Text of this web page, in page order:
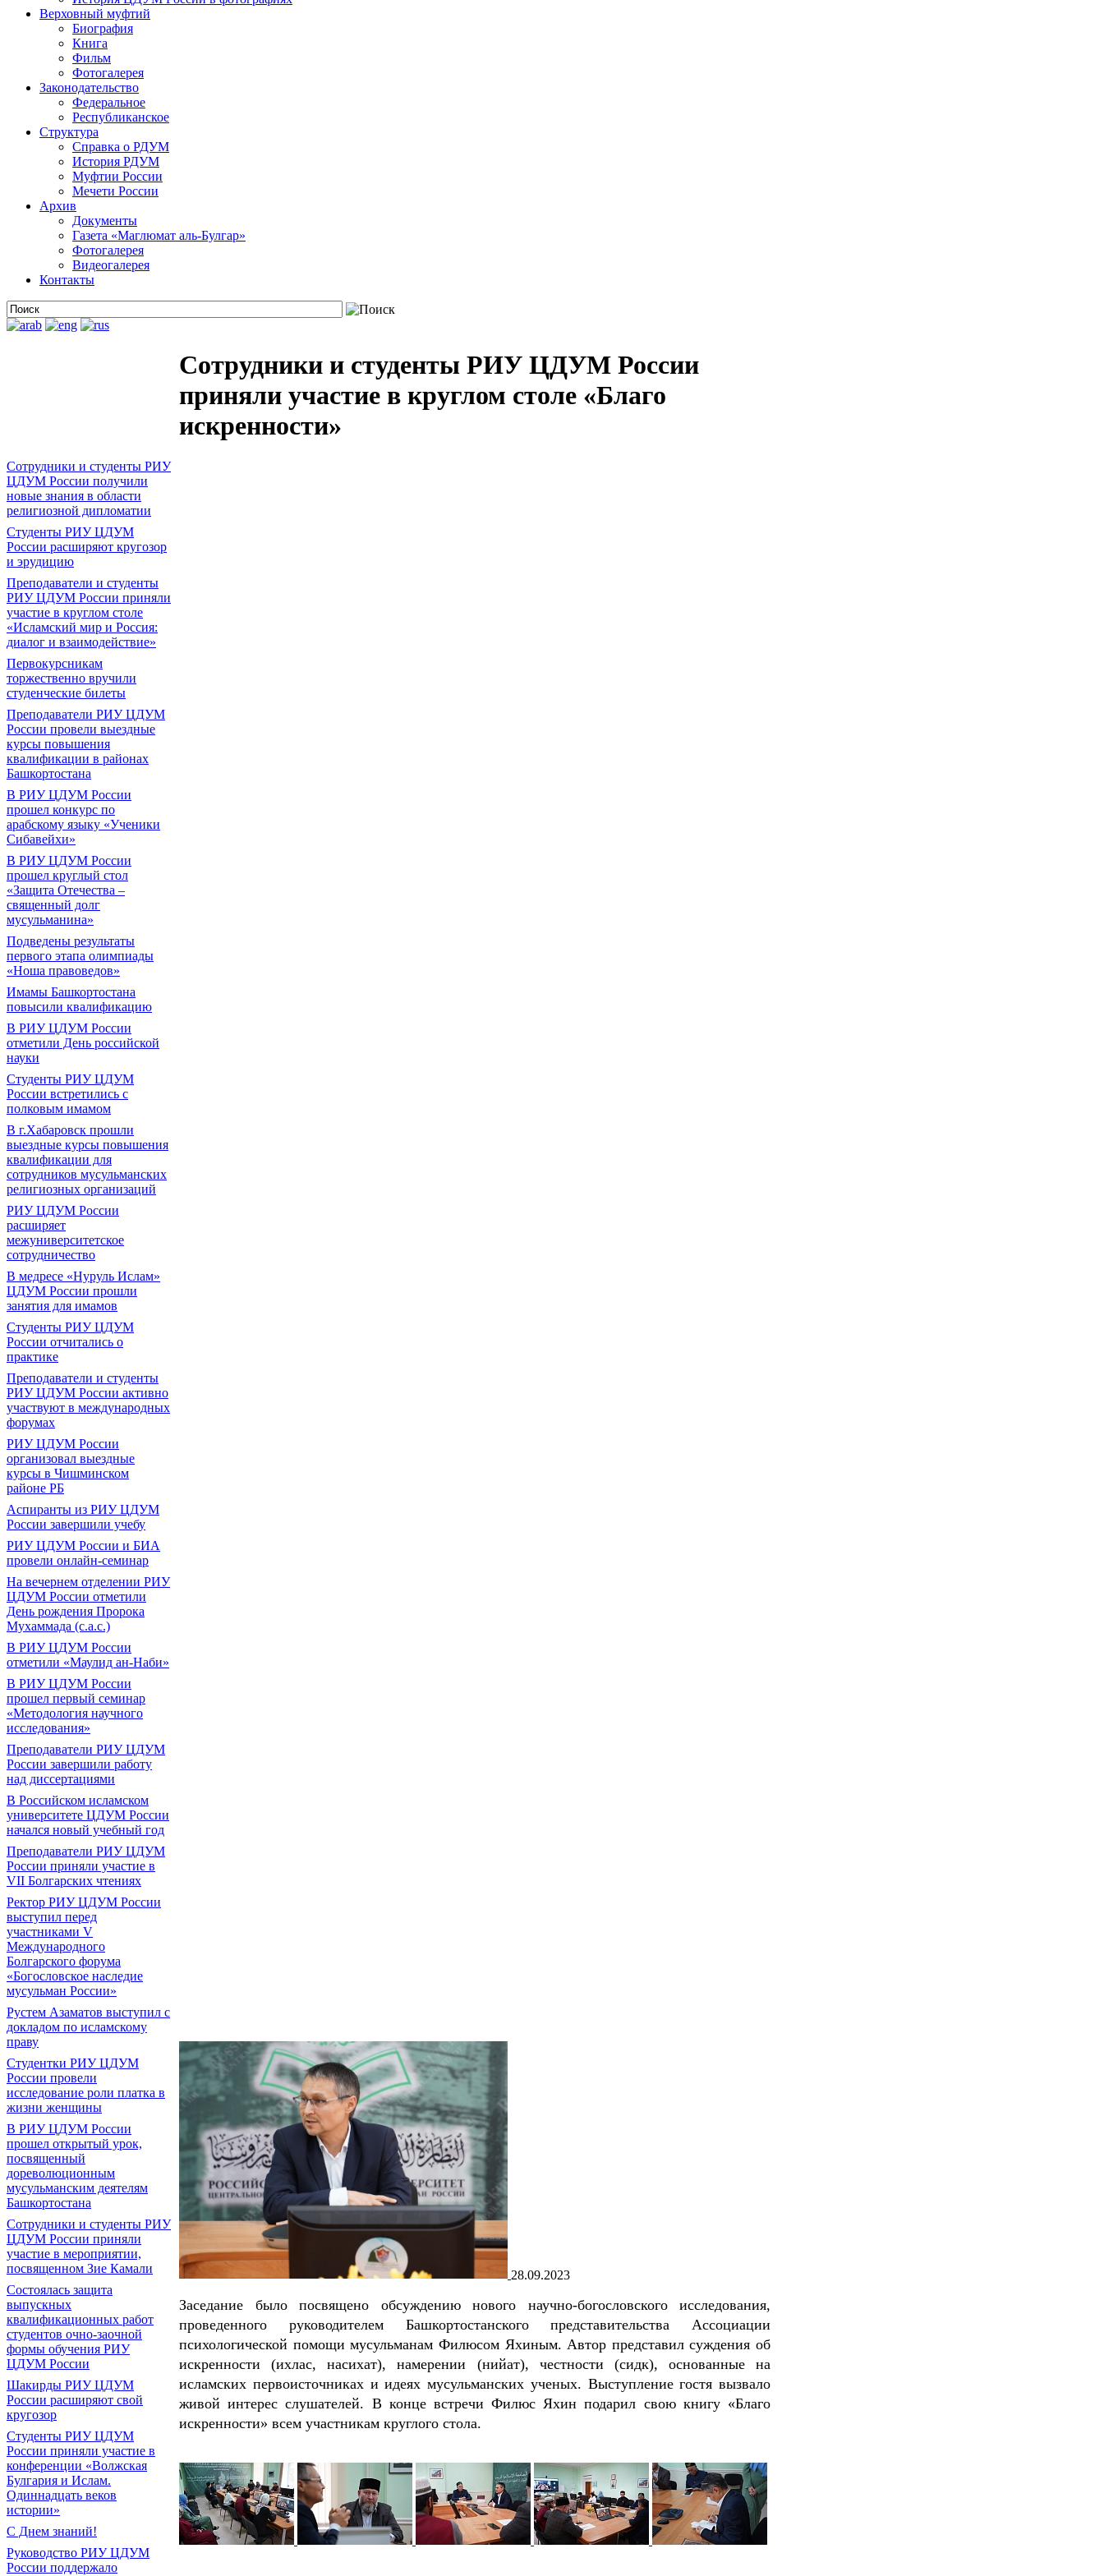
Верховный муфтий
Биография
Книга
Фильм
Фотогалерея
Законодательство
Федеральное
Республиканское
Структура
Справка о РДУМ
История РДУМ
Муфтии России
Мечети России
Архив
Документы
Газета «Маглюмат аль-Булгар»
Фотогалерея
Видеогалерея
Контакты
Сотрудники и студенты РИУ ЦДУМ России
приняли участие в круглом столе «Благо
искренности»
Сотрудники и студенты РИУ
ЦДУМ России получили
новые знания в области
религиозной дипломатии
Студенты РИУ ЦДУМ
России расширяют кругозор
и эрудицию
Преподаватели и студенты
РИУ ЦДУМ России приняли
участие в круглом столе
«Исламский мир и Россия:
диалог и взаимодействие»
Первокурсникам
торжественно вручили
студенческие билеты
Преподаватели РИУ ЦДУМ
России провели выездные
курсы повышения
квалификации в районах
Башкортостана
В РИУ ЦДУМ России
прошел конкурс по
арабскому языку «Ученики
Сибавейхи»
В РИУ ЦДУМ России
прошел круглый стол
«Защита Отечества –
священный долг
мусульманина»
Подведены результаты
первого этапа олимпиады
«Ноша правоведов»
Имамы Башкортостана
повысили квалификацию
В РИУ ЦДУМ России
отметили День российской
науки
Студенты РИУ ЦДУМ
России встретились с
полковым имамом
В г.Хабаровск прошли
выездные курсы повышения
квалификации для
сотрудников мусульманских
религиозных организаций
РИУ ЦДУМ России
расширяет
межуниверситетское
сотрудничество
В медресе «Нуруль Ислам»
ЦДУМ России прошли
занятия для имамов
Студенты РИУ ЦДУМ
России отчитались о
практике
Преподаватели и студенты
РИУ ЦДУМ России активно
участвуют в международных
форумах
РИУ ЦДУМ России
организовал выездные
курсы в Чишминском
районе РБ
Аспиранты из РИУ ЦДУМ
России завершили учебу
РИУ ЦДУМ России и БИА
провели онлайн-семинар
На вечернем отделении РИУ
ЦДУМ России отметили
День рождения Пророка
Мухаммада (с.а.с.)
В РИУ ЦДУМ России
отметили «Маулид ан-Наби»
В РИУ ЦДУМ России
прошел первый семинар
«Методология научного
исследования»
Преподаватели РИУ ЦДУМ
России завершили работу
над диссертациями
В Российском исламском
университете ЦДУМ России
начался новый учебный год
Преподаватели РИУ ЦДУМ
России приняли участие в
VII Болгарских чтениях
Ректор РИУ ЦДУМ России
выступил перед
участниками V
Международного
Болгарского форума
«Богословское наследие
мусульман России»
Рустем Азаматов выступил с
докладом по исламскому
праву
Студентки РИУ ЦДУМ
России провели
исследование роли платка в
жизни женщины
В РИУ ЦДУМ России
прошел открытый урок,
посвященный
дореволюционным
мусульманским деятелям
Башкортостана
Сотрудники и студенты РИУ
ЦДУМ России приняли
участие в мероприятии,
посвященном Зие Камали
Состоялась защита
выпускных
квалификационных работ
студентов очно-заочной
формы обучения РИУ
ЦДУМ России
Шакирды РИУ ЦДУМ
России расширяют свой
кругозор
Студенты РИУ ЦДУМ
России приняли участие в
конференции «Волжская
Булгария и Ислам.
Одиннадцать веков
истории»
С Днем знаний!
Руководство РИУ ЦДУМ
России поддержало
28.09.2023
Заседание было посвящено обсуждению нового научно-богословского исследования,
проведенного руководителем Башкортостанского представительства Ассоциации
психологической помощи мусульманам Филюсом Яхиным. Автор представил суждения об
искренности (ихлас, насихат), намерении (нийат), честности (сидк), основанные на
исламских первоисточниках и идеях мусульманских ученых. Выступление гостя вызвало
живой интерес слушателей. В конце встречи Филюс Яхин подарил свою книгу «Благо
искренности» всем участникам круглого стола.